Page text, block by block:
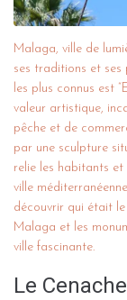
Malaga, ville de
ses traditions et ses
les plus connus est
valeur artistique,
pêche et de
par une sculpture
relie les habitants
ville
découvrir qui était
Malaga et les
ville fascinante.
Le